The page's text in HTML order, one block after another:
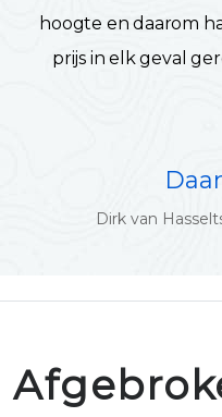
hoogte en daarom
prijs in elk geval
Dirk van